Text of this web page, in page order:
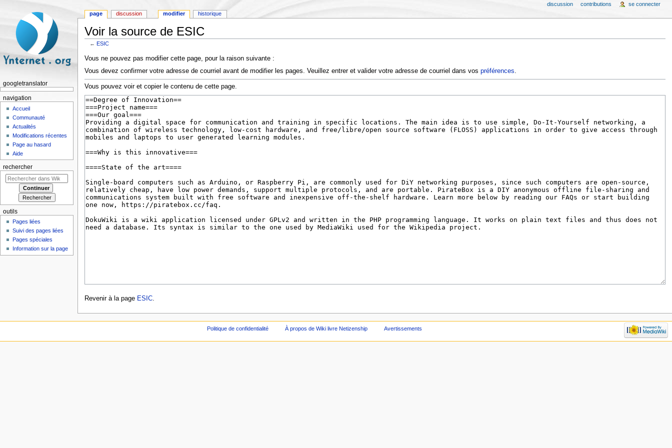
Voir la source de ESIC
←ESIC
Vous ne pouvez pas modifier cette page, pour la raison suivante :
Vous devez confirmer votre adresse de courriel avant de modifier les pages. Veuillez entrer et valider votre adresse de courriel dans vos préférences.
Vous pouvez voir et copier le contenu de cette page.
Revenir à la page ESIC.
page discussion modifier historique
discussion contributions se connecter
googletranslator
navigation
Accueil
Communauté
Actualités
Modifications récentes
Page au hasard
Aide
rechercher
outils
Pages liées
Suivi des pages liées
Pages spéciales
Information sur la page
Politique de confidentialité À propos de Wiki livre Netizenship Avertissements